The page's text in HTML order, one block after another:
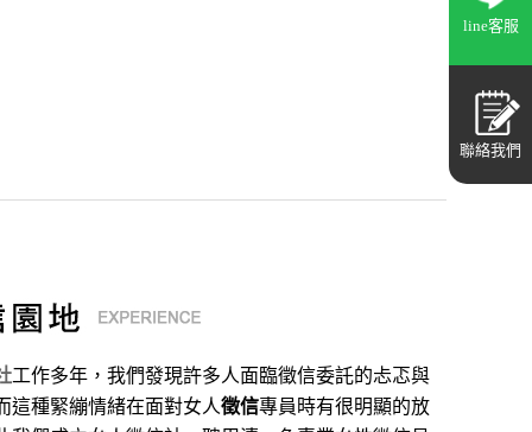
line客服
聯絡我們
工作多年，我們發現許多人面臨徵信委託的忐忑與
這種緊繃情緒在面對女人徵信專員時有很明顯的放